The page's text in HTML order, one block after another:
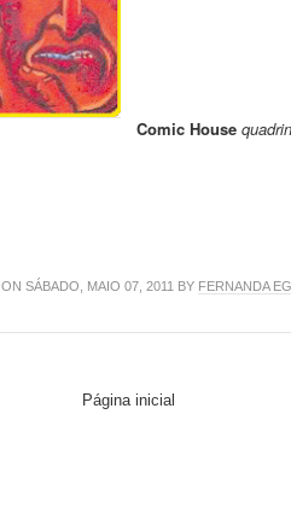
Comic House
ON SÁBADO, MAIO 07, 2011 BY FERNANDA
Página inicial